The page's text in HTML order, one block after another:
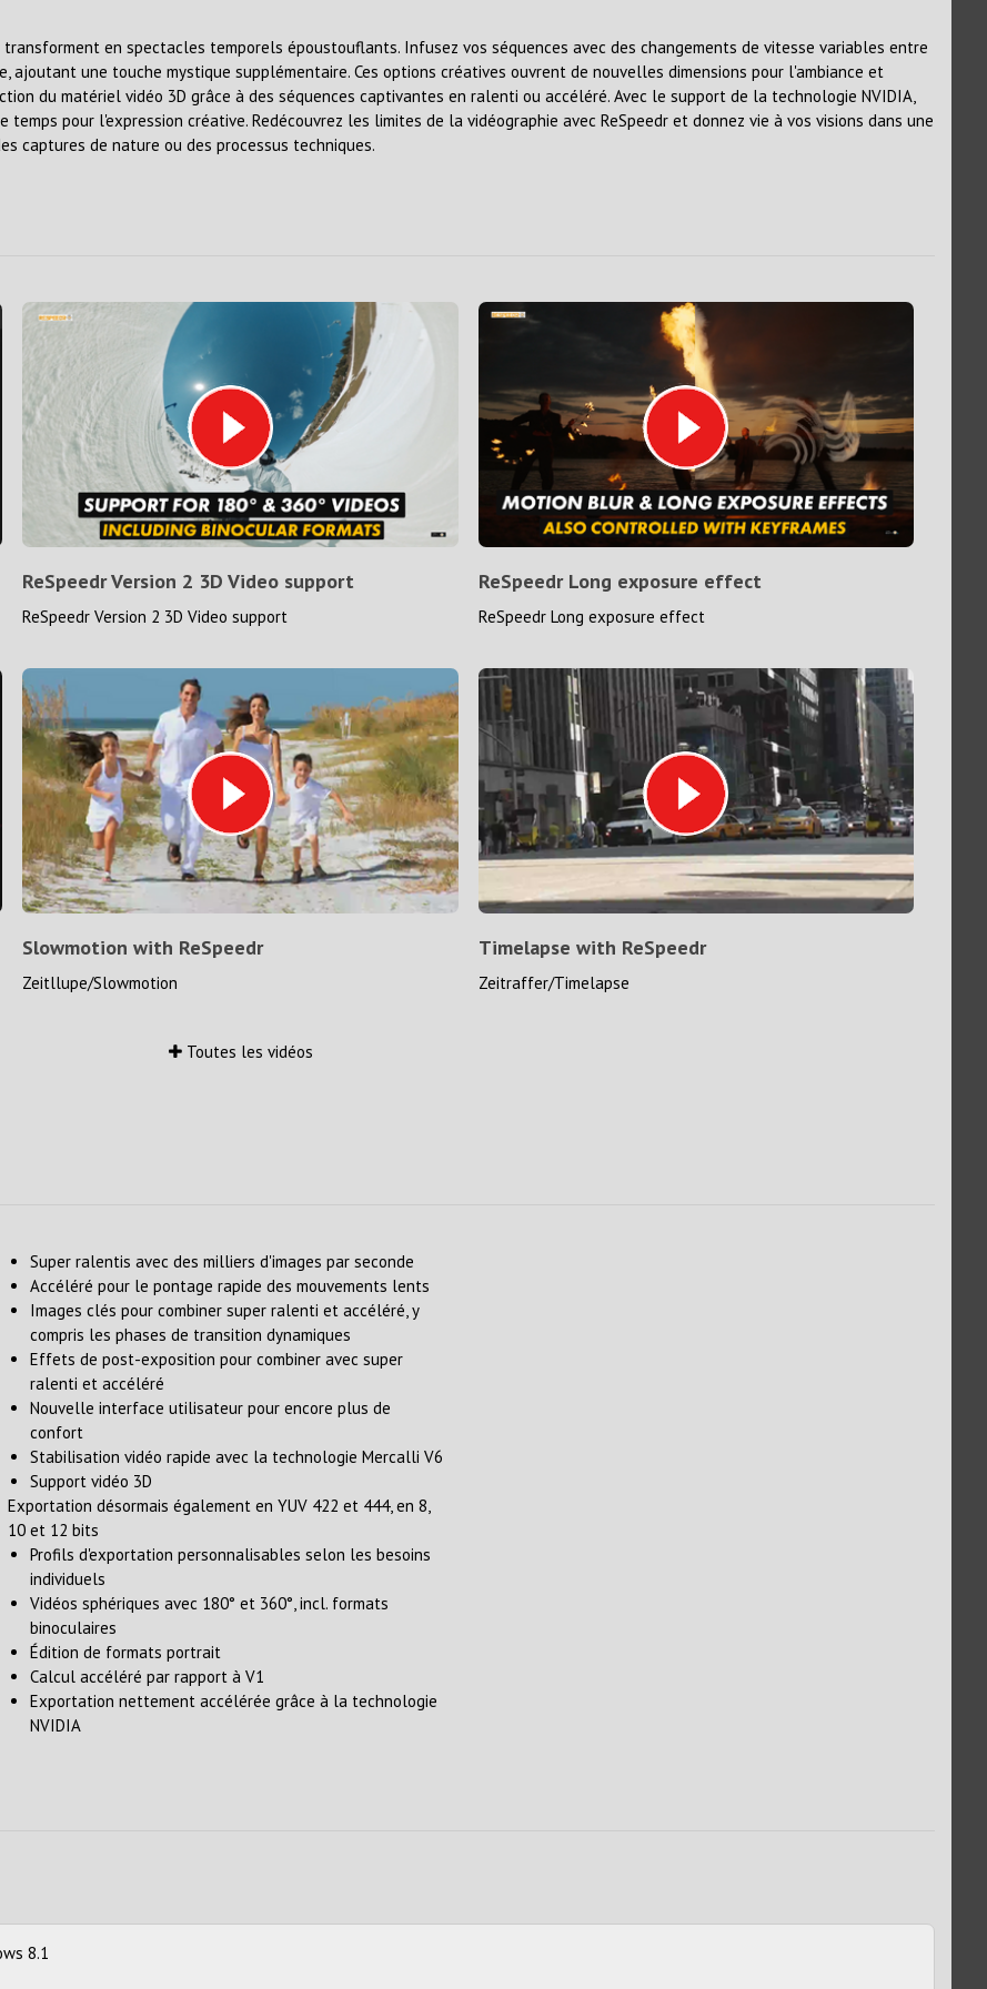
transforment en spectacles temporels époustouflants. Infusez vos séquences avec des changements de vitesse variables entre
une touche mystique supplémentaire. Ces options créatives ouvrent de nouvelles dimensions pour l'ambiance et
du matériel vidéo 3D grâce à des séquences captivantes en ralenti ou accéléré. Avec le support de la technologie NVIDIA,
pour l'expression créative. Redécouvrez les limites de la vidéographie avec ReSpeedr et donnez vie à vos visions dans une
captures de nature ou des processus techniques.
ReSpeedr Version 2 3D Video support
ReSpeedr Version 2 3D Video support
ReSpeedr Long exposure effect
ReSpeedr Long exposure effect
Slowmotion with ReSpeedr
Zeitllupe/Slowmotion
Timelapse with ReSpeedr
Zeitraffer/Timelapse
Toutes les vidéos
Super ralentis avec des milliers d'images par seconde
Accéléré pour le pontage rapide des mouvements lents
Images clés pour combiner super ralenti et accéléré, y
compris les phases de transition dynamiques
Effets de post-exposition pour combiner avec super
ralenti et accéléré
Nouvelle interface utilisateur pour encore plus de
confort
Stabilisation vidéo rapide avec la technologie Mercalli V6
Support vidéo 3D
Exportation désormais également en YUV 422 et 444, en 8,
10 et 12 bits
Profils d'exportation personnalisables selon les besoins
individuels
Vidéos sphériques avec 180° et 360°, incl. formats
binoculaires
Édition de formats portrait
Calcul accéléré par rapport à V1
Exportation nettement accélérée grâce à la technologie
NVIDIA
8.1